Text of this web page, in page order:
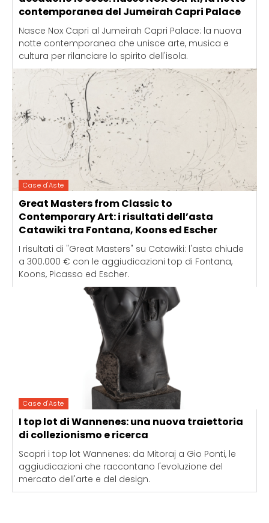
contemporanea del Jumeirah Capri Palace
Nasce Nox Capri al Jumeirah Capri Palace: la nuova
notte contemporanea che unisce arte, musica e
cultura per rilanciare lo spirito dell'isola.
Case d'Aste
Great Masters from Classic to
Contemporary Art: i risultati dell’asta
Catawiki tra Fontana, Koons ed Escher
I risultati di "Great Masters" su Catawiki: l'asta chiude
a 300.000 € con le aggiudicazioni top di Fontana,
Koons, Picasso ed Escher.
Case d'Aste
I top lot di Wannenes: una nuova traiettoria
di collezionismo e ricerca
Scopri i top lot Wannenes: da Mitoraj a Gio Ponti, le
aggiudicazioni che raccontano l'evoluzione del
mercato dell'arte e del design.